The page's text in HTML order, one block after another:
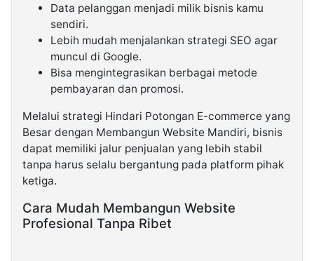
Data pelanggan menjadi milik bisnis kamu
sendiri.
Lebih mudah menjalankan strategi SEO agar
muncul di Google.
Bisa mengintegrasikan berbagai metode
pembayaran dan promosi.
Melalui strategi Hindari Potongan E-commerce yang
Besar dengan Membangun Website Mandiri, bisnis
dapat memiliki jalur penjualan yang lebih stabil
tanpa harus selalu bergantung pada platform pihak
ketiga.
Cara Mudah Membangun Website
Profesional Tanpa Ribet